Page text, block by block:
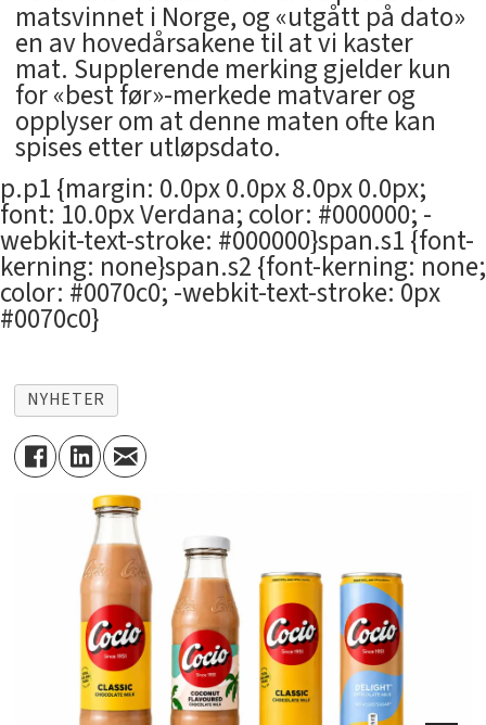
matsvinnet i Norge, og «utgått på dato»
en av hovedårsakene til at vi kaster
mat. Supplerende merking gjelder kun
for «best før»-merkede matvarer og
opplyser om at denne maten ofte kan
spises etter utløpsdato.
p.p1 {margin: 0.0px 0.0px 8.0px 0.0px;
font: 10.0px Verdana; color: #000000; -
webkit-text-stroke: #000000}span.s1 {font-
kerning: none}span.s2 {font-kerning: none;
color: #0070c0; -webkit-text-stroke: 0px
#0070c0}
NYHETER